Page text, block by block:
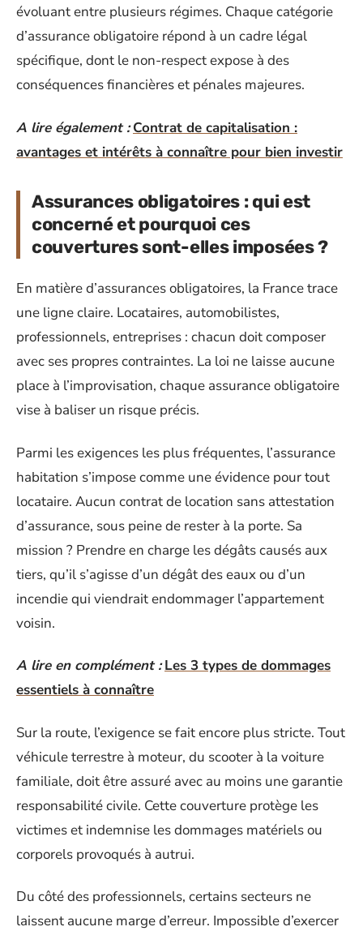
évoluant entre plusieurs régimes. Chaque catégorie
d’assurance obligatoire répond à un cadre légal
spécifique, dont le non-respect expose à des
conséquences financières et pénales majeures.
A lire également : Contrat de capitalisation :
avantages et intérêts à connaître pour bien investir
Assurances obligatoires : qui est
concerné et pourquoi ces
couvertures sont-elles imposées ?
En matière d’assurances obligatoires, la France trace
une ligne claire. Locataires, automobilistes,
professionnels, entreprises : chacun doit composer
avec ses propres contraintes. La loi ne laisse aucune
place à l’improvisation, chaque assurance obligatoire
vise à baliser un risque précis.
Parmi les exigences les plus fréquentes, l’assurance
habitation s’impose comme une évidence pour tout
locataire. Aucun contrat de location sans attestation
d’assurance, sous peine de rester à la porte. Sa
mission ? Prendre en charge les dégâts causés aux
tiers, qu’il s’agisse d’un dégât des eaux ou d’un
incendie qui viendrait endommager l’appartement
voisin.
A lire en complément : Les 3 types de dommages
essentiels à connaître
Sur la route, l’exigence se fait encore plus stricte. Tout
véhicule terrestre à moteur, du scooter à la voiture
familiale, doit être assuré avec au moins une garantie
responsabilité civile. Cette couverture protège les
victimes et indemnise les dommages matériels ou
corporels provoqués à autrui.
Du côté des professionnels, certains secteurs ne
laissent aucune marge d’erreur. Impossible d’exercer